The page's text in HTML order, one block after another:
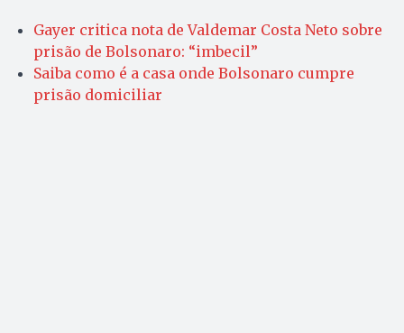
Gayer critica nota de Valdemar Costa Neto sobre
prisão de Bolsonaro: “imbecil”
Saiba como é a casa onde Bolsonaro cumpre
prisão domiciliar